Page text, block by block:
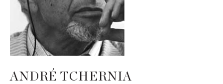
ANDRÉ TCHERNIA